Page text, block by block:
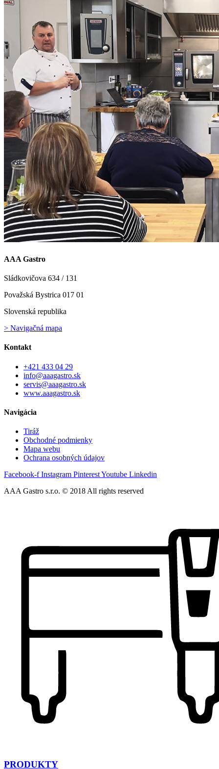
AAA Gastro
Sládkovičova 634 / 131
Považská Bystrica 017 01
Slovenská republika
> Navigačná mapa
Kontakt
+421 433 04 29
info@aaagastro.sk
servis@aaagastro.sk
www.aaagastro.sk
Navigácia
Tiráž
Obchodné podmienky
Mapa webu
Ochrana osobných údajov
Facebook-f Instagram PinterestYoutube Linkedin
AAA Gastro s.r.o. © 2018 All rights reserved​
PRODUKTY